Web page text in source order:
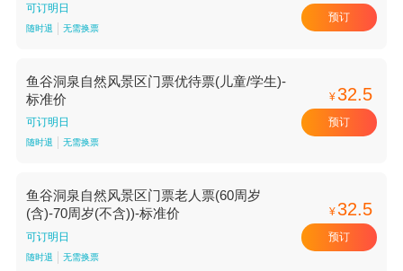
可订明日
随时退 无需换票
预订
鱼谷洞泉自然风景区门票优待票(儿童/学生)-
标准价
可订明日
随时退 无需换票
¥32.5
预订
鱼谷洞泉自然风景区门票老人票(60周岁
(含)-70周岁(不含))-标准价
可订明日
随时退 无需换票
¥32.5
预订